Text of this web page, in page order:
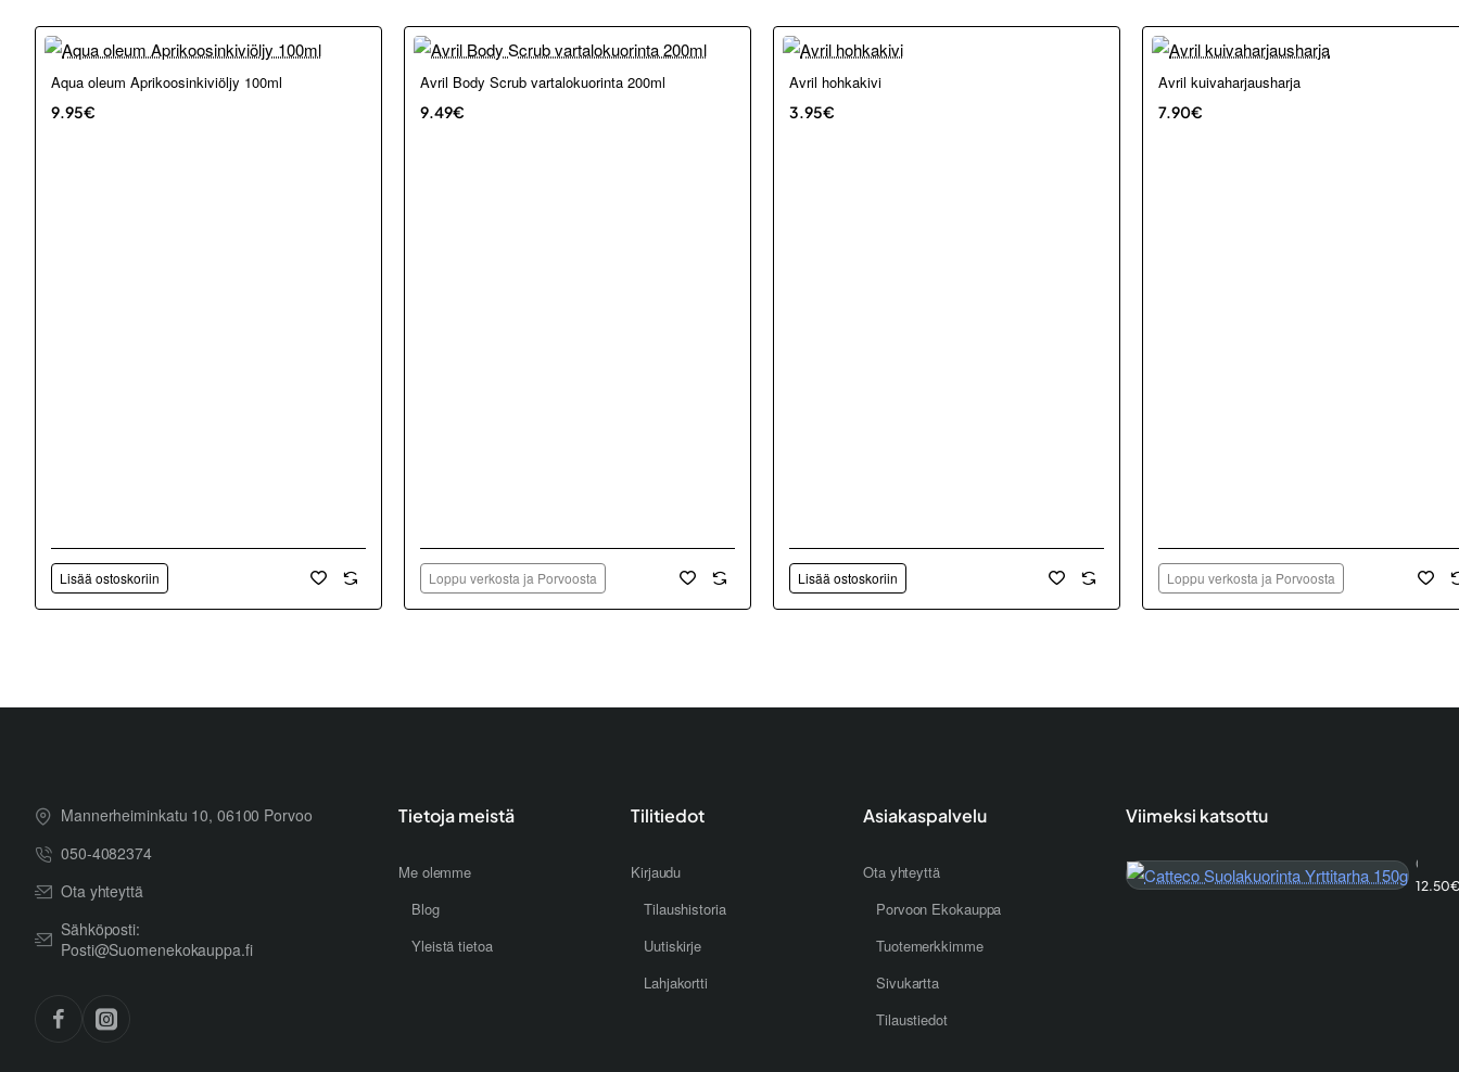
Aqua oleum Aprikoosinkiviöljy 100ml
9.95€
Lisää ostoskoriin
Loppu verkosta ja Porvoosta
Avril Body Scrub vartalokuorinta 200ml
9.49€
Loppu verkosta ja Porvoosta
Avril hohkakivi
3.95€
Lisää ostoskoriin
Loppu verkosta ja Porvoosta
Avril kuivaharjausharja
7.90€
Loppu verkosta ja Porvoosta
Mannerheiminkatu 10, 06100 Porvoo
050-4082374
Ota yhteyttä
Sähköposti:
Posti@Suomenekokauppa.fi
Tietoja meistä
Me olemme
Blog
Yleistä tietoa
Tilitiedot
Kirjaudu
Tilaushistoria
Uutiskirje
Lahjakortti
Asiakaspalvelu
Ota yhteyttä
Porvoon Ekokauppa
Tuotemerkkimme
Sivukartta
Tilaustiedot
Viimeksi katsottu
12.50€